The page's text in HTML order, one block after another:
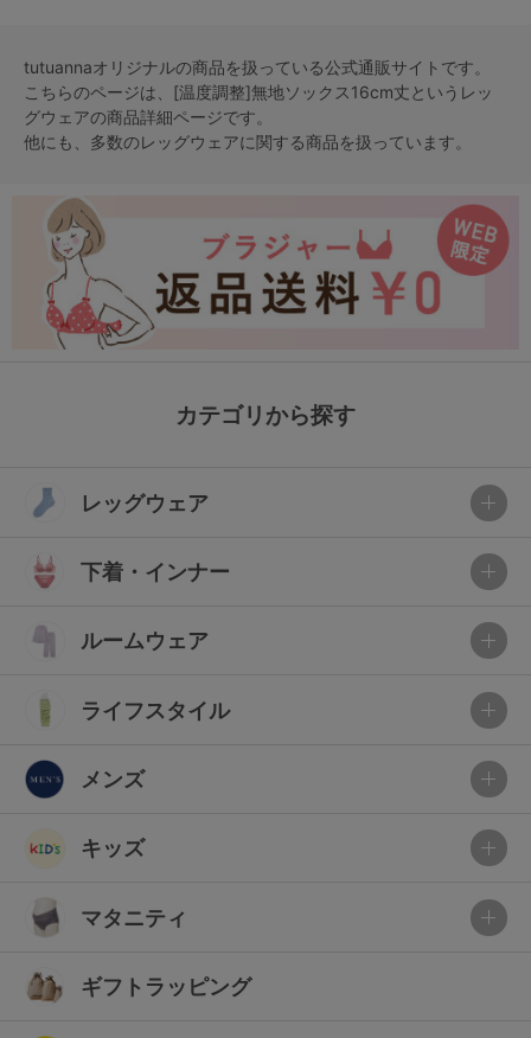
tutuannaオリジナルの商品を扱っている公式通販サイトです。
こちらのページは、[温度調整]無地ソックス16cm丈という レッ
グウェアの商品詳細ページです。
他にも、多数のレッグウェアに関する商品を扱っています。
カテゴリから探す
レッグウェア
下着・インナー
ルームウェア
ライフスタイル
メンズ
キッズ
マタニティ
ギフトラッピング